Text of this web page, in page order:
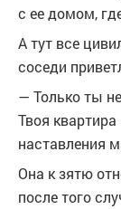
с ее домом,
А тут все
соседи
— Только ты
Твоя
наставления
Она к зятю
после того